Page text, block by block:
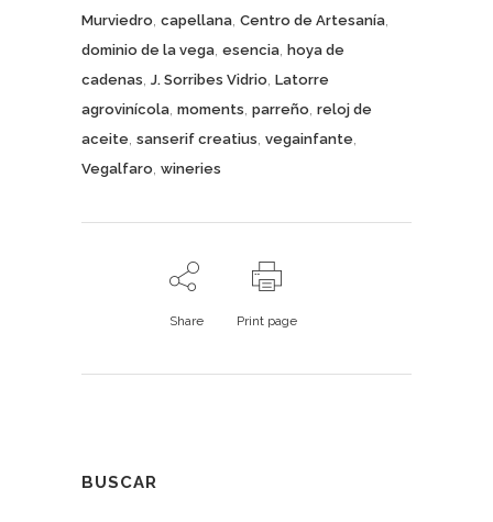
Murviedro capellana Centro de Artesanía
dominio de la vega esencia hoya de
cadenas J. Sorribes Vidrio Latorre
agrovinícola moments parreño reloj de
aceite sanserif creatius vegainfante
Vegalfaro wineries
Share Print page
BUSCAR